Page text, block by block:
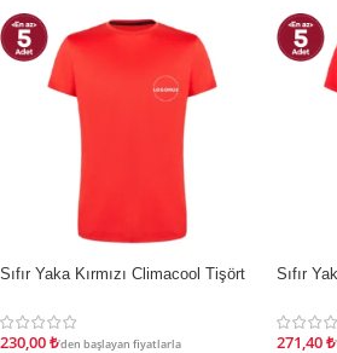
İNDIRIM
Sıfır Yaka Kırmızı Climacool Tişört
230,00₺'den başlayan fiyatlarla
İNDIRIM
Sıfır
271,40₺